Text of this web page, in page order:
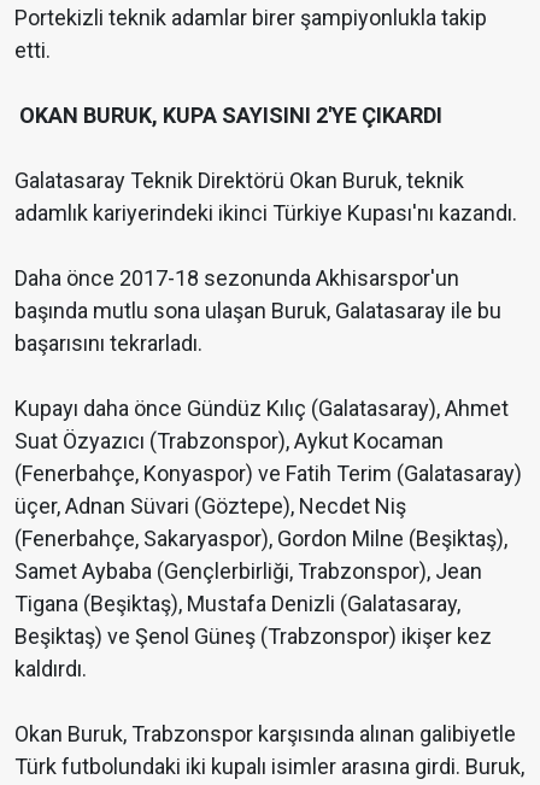
Portekizli teknik adamlar birer şampiyonlukla takip
etti.
OKAN BURUK, KUPA SAYISINI 2'YE ÇIKARDI
Galatasaray Teknik Direktörü Okan Buruk, teknik
adamlık kariyerindeki ikinci Türkiye Kupası'nı kazandı.
Daha önce 2017-18 sezonunda Akhisarspor'un
başında mutlu sona ulaşan Buruk, Galatasaray ile bu
başarısını tekrarladı.
Kupayı daha önce Gündüz Kılıç (Galatasaray), Ahmet
Suat Özyazıcı (Trabzonspor), Aykut Kocaman
(Fenerbahçe, Konyaspor) ve Fatih Terim (Galatasaray)
üçer, Adnan Süvari (Göztepe), Necdet Niş
(Fenerbahçe, Sakaryaspor), Gordon Milne (Beşiktaş),
Samet Aybaba (Gençlerbirliği, Trabzonspor), Jean
Tigana (Beşiktaş), Mustafa Denizli (Galatasaray,
Beşiktaş) ve Şenol Güneş (Trabzonspor) ikişer kez
kaldırdı.
Okan Buruk, Trabzonspor karşısında alınan galibiyetle
Türk futbolundaki iki kupalı isimler arasına girdi. Buruk,